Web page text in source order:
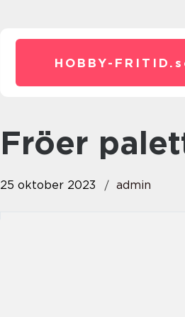
HOBBY-FRITID.
fröer
25 oktober 2023 admin